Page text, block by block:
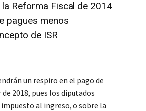
Reforma Fiscal de 2014
pagues menos
de ISR
un respiro en el pago de
2018, pues los diputados
al ingreso, o sobre la